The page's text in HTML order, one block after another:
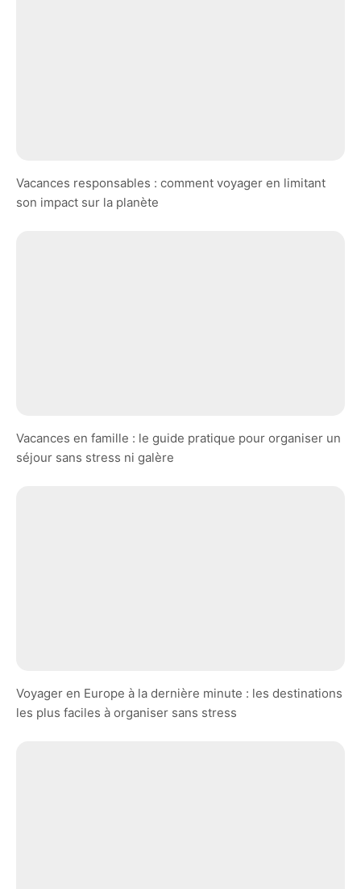
Vacances responsables : comment voyager en limitant
son impact sur la planète
Vacances en famille : le guide pratique pour organiser un
séjour sans stress ni galère
Voyager en Europe à la dernière minute : les destinations
les plus faciles à organiser sans stress